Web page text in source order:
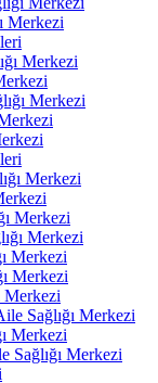
Merkezi
Merkezi
Merkezi
Merkezi
Merkezi
Merkezi
Merkezi
Merkezi
Merkezi
Sağlığı Merkezi
Merkezi
Sağlığı Merkezi